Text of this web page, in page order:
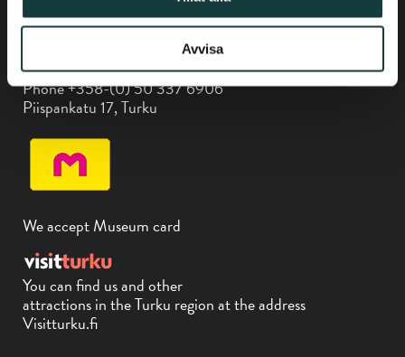
Avvisa
Phone +358-(0) 50 337 6906
Piispankatu 17, Turku
We accept Museum card
You can find us and other
attractions in the Turku region at the address
Visitturku.fi